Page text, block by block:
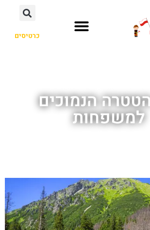
כרטיסים
הנמוכים
למשפחות